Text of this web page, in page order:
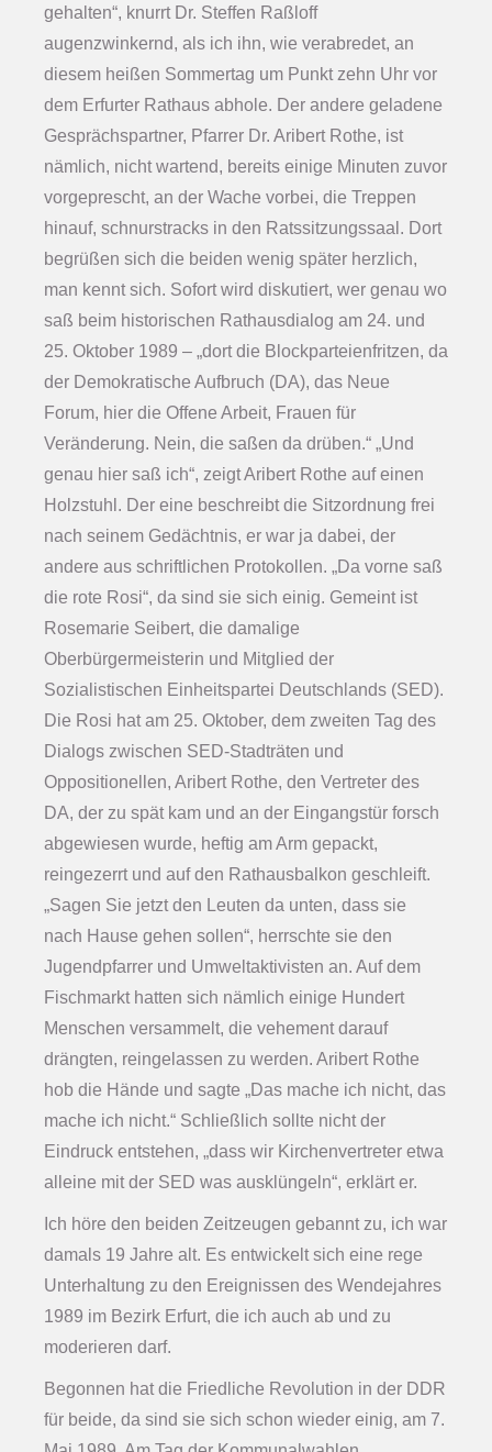
gehalten“, knurrt Dr. Steffen Raßloff
augenzwinkernd, als ich ihn, wie verabredet, an
diesem heißen Sommertag um Punkt zehn Uhr vor
dem Erfurter Rathaus abhole. Der andere geladene
Gesprächspartner, Pfarrer Dr. Aribert Rothe, ist
nämlich, nicht wartend, bereits einige Minuten zuvor
vorgeprescht, an der Wache vorbei, die Treppen
hinauf, schnurstracks in den Ratssitzungssaal. Dort
begrüßen sich die beiden wenig später herzlich,
man kennt sich. Sofort wird diskutiert, wer genau wo
saß beim historischen Rathausdialog am 24. und
25. Oktober 1989 – „dort die Blockparteienfritzen, da
der Demokratische Aufbruch (DA), das Neue
Forum, hier die Offene Arbeit, Frauen für
Veränderung. Nein, die saßen da drüben.“ „Und
genau hier saß ich“, zeigt Aribert Rothe auf einen
Holzstuhl. Der eine beschreibt die Sitzordnung frei
nach seinem Gedächtnis, er war ja dabei, der
andere aus schriftlichen Protokollen. „Da vorne saß
die rote Rosi“, da sind sie sich einig. Gemeint ist
Rosemarie Seibert, die damalige
Oberbürgermeisterin und Mitglied der
Sozialistischen Einheitspartei Deutschlands (SED).
Die Rosi hat am 25. Oktober, dem zweiten Tag des
Dialogs zwischen SED-Stadträten und
Oppositionellen, Aribert Rothe, den Vertreter des
DA, der zu spät kam und an der Eingangstür forsch
abgewiesen wurde, heftig am Arm gepackt,
reingezerrt und auf den Rathausbalkon geschleift.
„Sagen Sie jetzt den Leuten da unten, dass sie
nach Hause gehen sollen“, herrschte sie den
Jugendpfarrer und Umweltaktivisten an. Auf dem
Fischmarkt hatten sich nämlich einige Hundert
Menschen versammelt, die vehement darauf
drängten, reingelassen zu werden. Aribert Rothe
hob die Hände und sagte „Das mache ich nicht, das
mache ich nicht.“ Schließlich sollte nicht der
Eindruck entstehen, „dass wir Kirchenvertreter etwa
alleine mit der SED was ausklüngeln“, erklärt er.
Ich höre den beiden Zeitzeugen gebannt zu, ich war
damals 19 Jahre alt. Es entwickelt sich eine rege
Unterhaltung zu den Ereignissen des Wendejahres
1989 im Bezirk Erfurt, die ich auch ab und zu
moderieren darf.
Begonnen hat die Friedliche Revolution in der DDR
für beide, da sind sie sich schon wieder einig, am 7.